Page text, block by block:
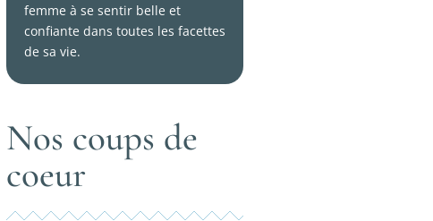
femme à se sentir belle et
confiante dans toutes les facettes
de sa vie.
Nos coups de
coeur